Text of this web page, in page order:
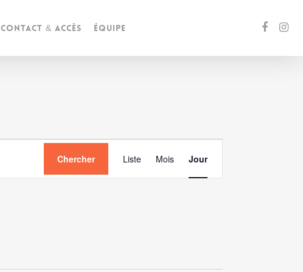
Contact & accès Équipe
Chercher Liste Mois Jour